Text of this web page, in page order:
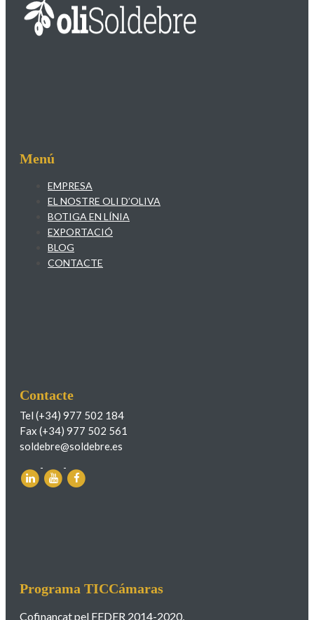
Menú
EMPRESA
EL NOSTRE OLI D’OLIVA
BOTIGA EN LÍNIA
EXPORTACIÓ
BLOG
CONTACTE
Contacte
Tel (+34) 977 502 184
Fax (+34) 977 502 561
soldebre@soldebre.es
Programa TICCámaras
Cofinançat pel FEDER 2014-2020,